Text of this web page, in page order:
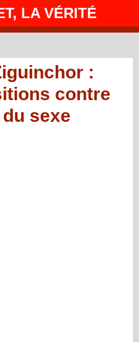
LA VÉRITÉ
:
contre
sexe